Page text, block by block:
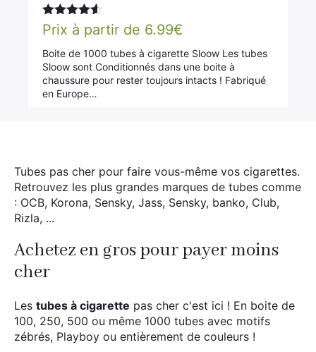
Tubes pas cher pour faire vous-même vos cigarettes.
Retrouvez les plus grandes marques de tubes comme
: OCB, Korona, Sensky, Jass, Sensky, banko, Club,
Rizla, ...
Achetez en gros pour payer moins
cher
Les tubes à cigarette pas cher c'est ici ! En boite de
100, 250, 500 ou même 1000 tubes avec motifs
zébrés, Playboy ou entièrement de couleurs !
Note 4.50
sur 5
Prix à partir de 6.99€
Boite de 1000 tubes à cigarette Sloow Les tubes
Sloow sont Conditionnés dans une boite à
chaussure pour rester toujours intacts ! Fabriqué
en Europe…